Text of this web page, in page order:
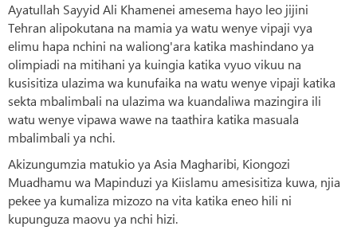
Ayatullah Sayyid Ali Khamenei amesema hayo leo jijini
Tehran alipokutana na mamia ya watu wenye vipaji vya
elimu hapa nchini na waliong'ara katika mashindano ya
olimpiadi na mitihani ya kuingia katika vyuo vikuu na
kusisitiza ulazima wa kunufaika na watu wenye vipaji katika
sekta mbalimbali na ulazima wa kuandaliwa mazingira ili
watu wenye vipawa wawe na taathira katika masuala
mbalimbali ya nchi.
Akizungumzia matukio ya Asia Magharibi, Kiongozi
Muadhamu wa Mapinduzi ya Kiislamu amesisitiza kuwa, njia
pekee ya kumaliza mizozo na vita katika eneo hili ni
kupunguza maovu ya nchi hizi.